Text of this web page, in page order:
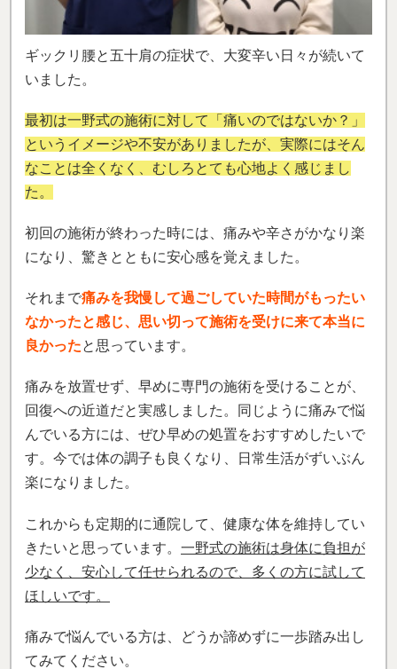
ギックリ腰と五十肩の症状で、大変辛い日々が続いて
いました。
最初は一野式の施術に対して「痛いのではないか？」
というイメージや不安がありましたが、実際にはそん
なことは全くなく、むしろとても心地よく感じまし
た。
初回の施術が終わった時には、痛みや辛さがかなり楽
になり、驚きとともに安心感を覚えました。
それまで痛みを我慢して過ごしていた時間がもったい
なかったと感じ、思い切って施術を受けに来て本当に
良かったと思っています。
痛みを放置せず、早めに専門の施術を受けることが、
回復への近道だと実感しました。同じように痛みで悩
んでいる方には、ぜひ早めの処置をおすすめしたいで
す。今では体の調子も良くなり、日常生活がずいぶん
楽になりました。
これからも定期的に通院して、健康な体を維持してい
きたいと思っています。 一野式の施術は身体に負担が
少なく、安心して任せられるので、多くの方に試して
ほしいです。
痛みで悩んでいる方は、どうか諦めずに一歩踏み出し
てみてください。